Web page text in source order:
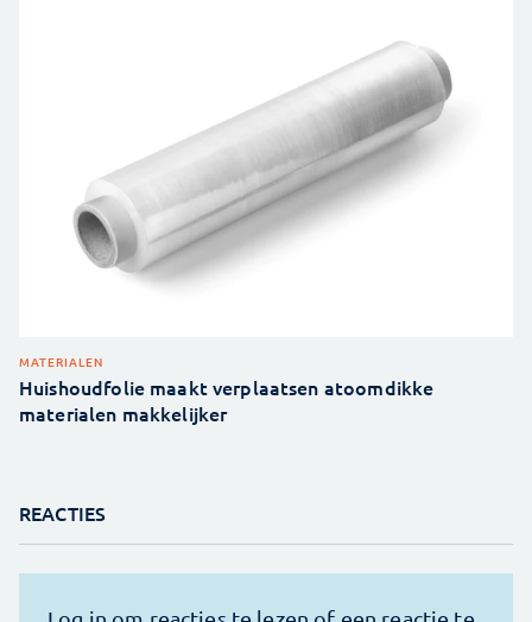
MATERIALEN
Huishoudfolie maakt verplaatsen atoomdikke
materialen makkelijker
REACTIES